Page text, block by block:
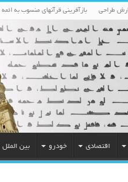
طراحی بازآفرینی قرآنهای منسوب به ائمه
اقتصادی خودرو بین الملل